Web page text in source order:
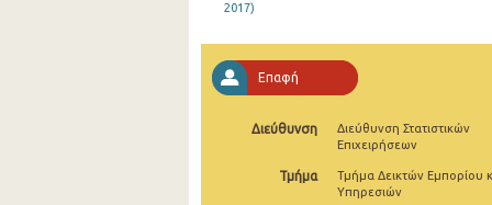
3o Τρίμηνο 2019
1o Τρίμηνο 2019
4o Τρίμηνο 2018
2017)
Επαφή
Διεύθυνση
Διεύθυνση Στατιστικών
Επιχειρήσεων
Τμήμα
Τμήμα Δεικτών Εμπορίου
Υπηρεσιών